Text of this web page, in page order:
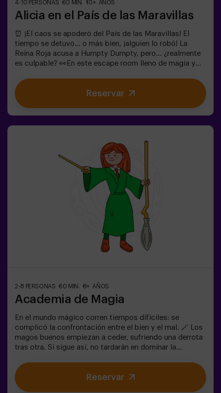
4-10 PERSONAS 60 MIN. 10+ AÑOS
Alicia en el País de las Maravillas
⏰ ¡El caos se apoderó del País de las Maravillas! El
tiempo se detuvo... o más bien, ¡alguien lo robó! La
Reina Roja acusa a Humpty Dumpty, pero... ¿realmente
es culpable? 👀En este escape room lleno de magia y
enigmas absurdos (como los que le gustan al
Sombrerero).🔹 Enfrentarte a personajes icónicos
(¡cuidado con la Reina de Corazones!).🔹Encontrar el
building¿Serás tú quien salve este mundo fantástico?
❗Menores de 14 años: requieren 1 adulto
acompañanteOpción con monitor disponible (consulta
Reservar
2-8 PERSONAS 60 MIN. 8+ AÑOS
Academia de Magia
En el mundo mágico corren tiempos difíciles: se
complicó la confrontación entre el bien y el mal. 🪄 Los
magos buenos empiezan a ceder, sufriendo una derrota
tras otra. Si sigue así, no tardarán en dominar la
equilibrio es utilizar el poder de la Piedra Filosofal.
Primero hay que crearla pero... ¡nadie ha conseguido
hacerlo en toda la historia de la magia! Os espera la
Reservar